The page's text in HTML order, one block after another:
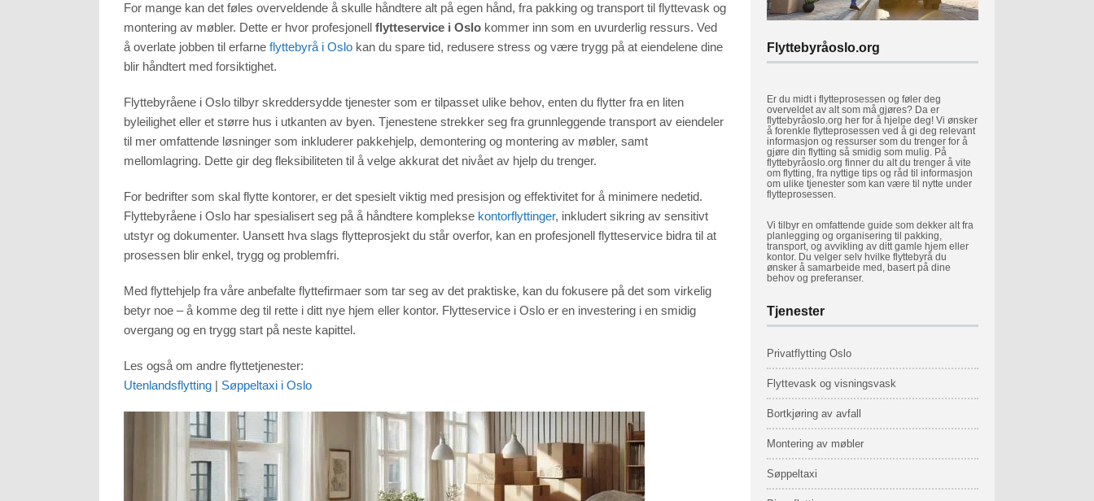
For mange kan det føles overveldende å skulle håndtere alt på egen hånd, fra pakking og transport til flyttevask og
montering av møbler. Dette er hvor profesjonell flytteservice i Oslo kommer inn som en uvurderlig ressurs. Ved
å overlate jobben til erfarne flyttebyrå i Oslo kan du spare tid, redusere stress og være trygg på at eiendelene dine
blir håndtert med forsiktighet.
Flyttebyråene i Oslo tilbyr skreddersydde tjenester som er tilpasset ulike behov, enten du flytter fra en liten
byleilighet eller et større hus i utkanten av byen. Tjenestene strekker seg fra grunnleggende transport av eiendeler
til mer omfattende løsninger som inkluderer pakkehjelp, demontering og montering av møbler, samt
mellomlagring. Dette gir deg fleksibiliteten til å velge akkurat det nivået av hjelp du trenger.
For bedrifter som skal flytte kontorer, er det spesielt viktig med presisjon og effektivitet for å minimere nedetid.
Flyttebyråene i Oslo har spesialisert seg på å håndtere komplekse kontorflyttinger, inkludert sikring av sensitivt
utstyr og dokumenter. Uansett hva slags flytteprosjekt du står overfor, kan en profesjonell flytteservice bidra til at
prosessen blir enkel, trygg og problemfri.
Med flyttehjelp fra våre anbefalte flyttefirmaer som tar seg av det praktiske, kan du fokusere på det som virkelig
betyr noe – å komme deg til rette i ditt nye hjem eller kontor. Flytteservice i Oslo er en investering i en smidig
overgang og en trygg start på neste kapittel.
Les også om andre flyttetjenester:
Utenlandsflytting | Søppeltaxi i Oslo
Flyttebyråoslo.org
Er du midt i flytteprosessen og føler deg
overveldet av alt som må gjøres? Da er
flyttebyråoslo.org her for å hjelpe deg! Vi ønsker
å forenkle flytteprosessen ved å gi deg relevant
informasjon og ressurser som du trenger for å
gjøre din flytting så smidig som mulig. På
flyttebyråoslo.org finner du alt du trenger å vite
om flytting, fra nyttige tips og råd til informasjon
om ulike tjenester som kan være til nytte under
flytteprosessen.
Vi tilbyr en omfattende guide som dekker alt fra
planlegging og organisering til pakking,
transport, og avvikling av ditt gamle hjem eller
kontor. Du velger selv hvilke flyttebyrå du
ønsker å samarbeide med, basert på dine
behov og preferanser.
Tjenester
Privatflytting Oslo
Flyttevask og visningsvask
Bortkjøring av avfall
Montering av møbler
Søppeltaxi